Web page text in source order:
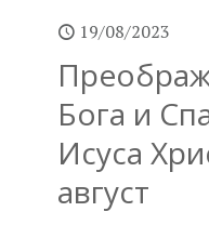
19/08/2023
Бога и
Исуса
август